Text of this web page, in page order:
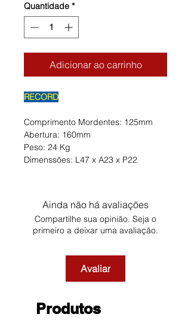
Quantidade *
Adicionar ao carrinho
RECORD
Comprimento Mordentes: 125mm
Abertura: 160mm
Peso: 24 Kg
Dimenssões: L47 x A23 x P22
Ainda não há avaliações
Compartilhe sua opinião. Seja o
primeiro a deixar uma avaliação.
Avaliar
Produtos